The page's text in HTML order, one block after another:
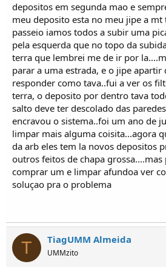
depositos em segunda mao e
meu deposito esta no meu jipe a
passeio iamos todos a subir uma
pela esquerda que no topo da
terra que lembrei me de ir por
parar a uma estrada, e o jipe apartir
responder como tava..fui a ver os
terra, o deposito por dentro tava
salto deve ter descolado das
encravou o sistema..foi um ano de
limpar mais alguma coisita...agora
da arb eles tem la novos depositos
outros feitos de chapa
comprar um e limpar afundoa ver
soluçao pra o problema
T TiagUMM Almeida
UMMzito